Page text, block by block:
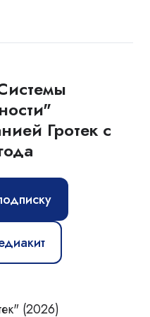
Гротек с
(2026)